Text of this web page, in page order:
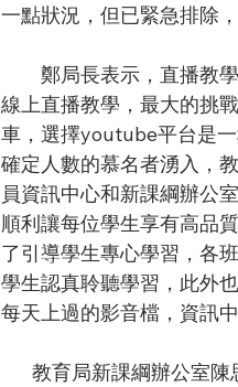
一點狀況，但已緊急排除
線上直播教學，最大的挑
車，選擇youtube平台是
確定人數的慕名者湧入，
員資訊中心和新課綱辦公
順利讓每位學生享有高品
了引導學生專心學習，各
學生認真聆聽學習，此外
每天上過的影音檔，資訊